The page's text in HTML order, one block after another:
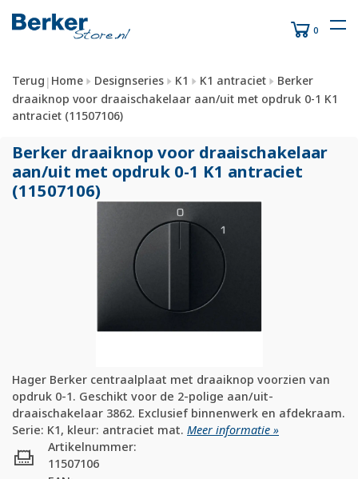
0
Terug | Home Designseries K1 K1 antraciet
Berker
draaiknop voor draaischakelaar aan/uit met opdruk 0-1 K1
antraciet (11507106)
Berker draaiknop voor draaischakelaar
aan/uit met opdruk 0-1 K1 antraciet
(11507106)
Hager Berker centraalplaat met draaiknop voorzien van
opdruk 0-1. Geschikt voor de 2-polige aan/uit-
draaischakelaar 3862. Exclusief binnenwerk en afdekraam.
Serie: K1, kleur: antraciet mat. Meer informatie »
Artikelnummer:
11507106